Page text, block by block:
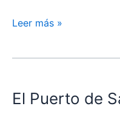
Taurina
Paco
Leer más »
El Puerto de
de